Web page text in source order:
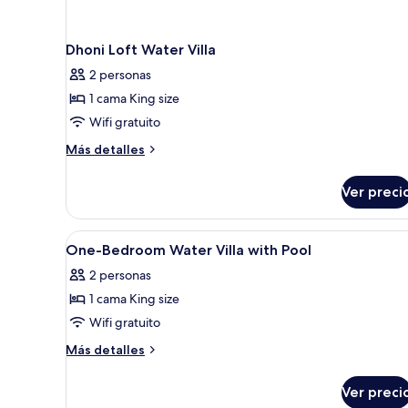
Dhoni Loft Water Villa
2 personas
1 cama King size
Wifi gratuito
Más detalles
Más
Loft
Water
Villa
Ver
Abrir
todas
las
fotos
de
One-
Una habitación de hotel
6
One-Bedroom Water Villa with Pool
2 personas
1 cama King size
Wifi gratuito
Más detalles
Más
Ver